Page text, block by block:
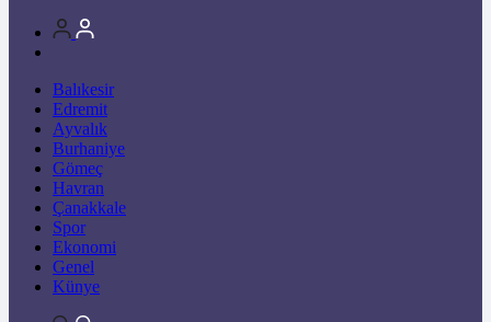
Balıkesir
Edremit
Ayvalık
Burhaniye
Gömeç
Havran
Çanakkale
Spor
Ekonomi
Genel
Künye